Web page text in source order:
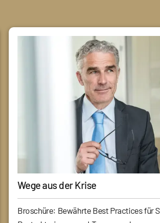
Wege aus der Krise
Broschüre: Bewährte Best Practices für